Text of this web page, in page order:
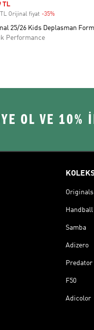
TL
TL Orijinal fiyat -35%Discount
25/26 Kids Deplasman
Performance
OL VE 10%
Originals
Handball
Samba
Adizero
Predator
F50
Adicolor